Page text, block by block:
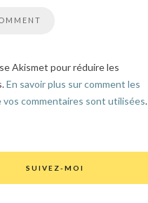
Akismet pour réduire les
En savoir plus sur comment les
vos commentaires sont utilisées.
SUIVEZ-MOI